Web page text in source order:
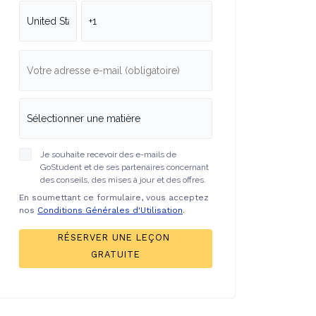
Je souhaite recevoir des e-mails de
GoStudent et de ses partenaires concernant
des conseils, des mises à jour et des offres.
En soumettant ce formulaire, vous acceptez
nos Conditions Générales d'Utilisation.